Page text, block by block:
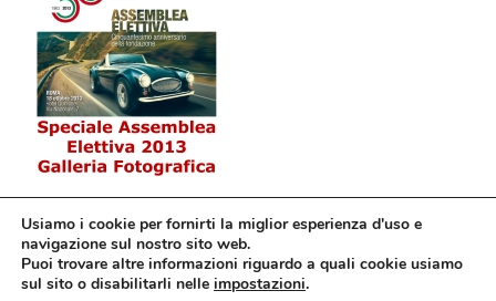
Usiamo i cookie per fornirti la miglior esperienza d'uso e
navigazione sul nostro sito web.
Puoi trovare altre informazioni riguardo a quali cookie usiamo
sul sito o disabilitarli nelle impostazioni.